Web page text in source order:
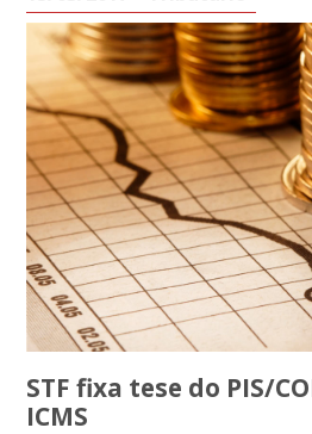
STF fixa tese do PIS/
ICMS